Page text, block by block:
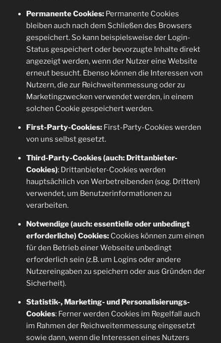
Permanente Cookies:Permanente Cookies
bleiben auch nach dem Schließen des Browsers
gespeichert. So kann beispielsweise der Login-
Status gespeichert oder bevorzugte Inhalte direkt
angezeigt werden, wenn der Nutzer eine Website
erneut besucht. Ebenso können die Interessen von
Nutzern, die zur Reichweitenmessung oder zu
Marketingzwecken verwendet werden, in einem
solchen Cookie gespeichert werden.
First-Party-Cookies:First-Party-Cookies werden
von uns selbst gesetzt.
Third-Party-Cookies (auch: Drittanbieter-
Cookies): Drittanbieter-Cookies werden
hauptsächlich von Werbetreibenden (sog. Dritten)
verwendet, um Benutzerinformationen zu
verarbeiten.
Notwendige (auch: essentielle oder unbedingt
erforderliche) Cookies:Cookies können zum einen
für den Betrieb einer Webseite unbedingt
erforderlich sein (z.B. um Logins oder andere
Nutzereingaben zu speichern oder aus Gründen der
Sicherheit).
Statistik-, Marketing- und Personalisierungs-
Cookies: Ferner werden Cookies im Regelfall auch
im Rahmen der Reichweitenmessung eingesetzt
sowie dann, wenn die Interessen eines Nutzers